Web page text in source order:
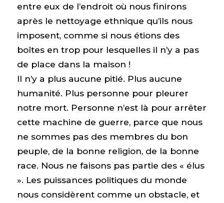
entre eux de l’endroit où nous finirons
après le nettoyage ethnique qu’ils nous
imposent, comme si nous étions des
boîtes en trop pour lesquelles il n’y a pas
de place dans la maison !
Il n’y a plus aucune pitié. Plus aucune
humanité. Plus personne pour pleurer
notre mort. Personne n’est là pour arrêter
cette machine de guerre, parce que nous
ne sommes pas des membres du bon
peuple, de la bonne religion, de la bonne
race. Nous ne faisons pas partie des « élus
». Les puissances politiques du monde
nous considèrent comme un obstacle, et